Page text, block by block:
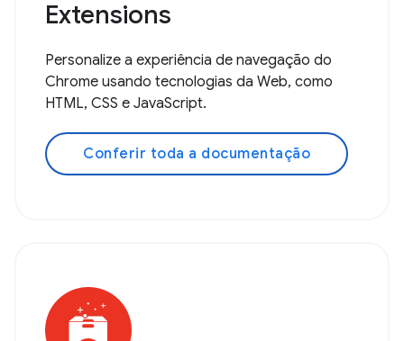
Extensions
Personalize a experiência de navegação do
Chrome usando tecnologias da Web, como
HTML, CSS e JavaScript.
Conferir toda a documentação